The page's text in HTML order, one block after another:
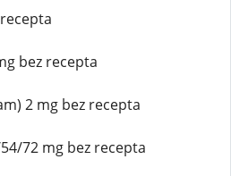
bez recepta
2 mg bez recepta
72 mg bez recepta